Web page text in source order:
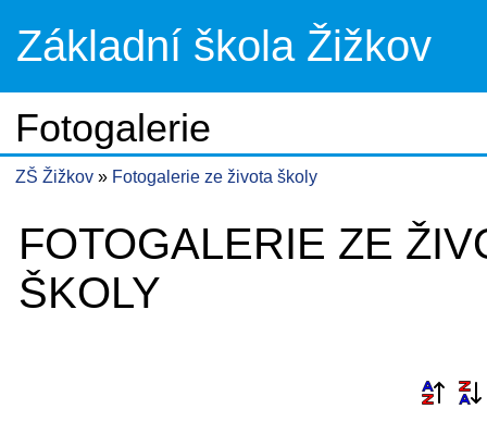
Základní škola Žižkov
Fotogalerie
ZŠ Žižkov Fotogalerie ze života školy
FOTOGALERIE ZE
ŠKOLY